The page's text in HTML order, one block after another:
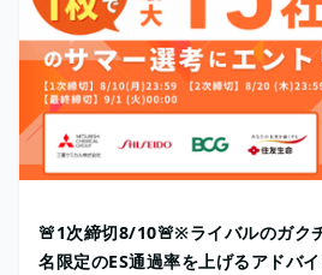
🚨1次締切8/10🚨※ライバルのガク
名限定のES通過率を上げるアドバ